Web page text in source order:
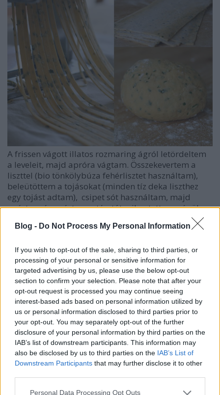
Blog - Do Not Process My Personal Information
If you wish to opt-out of the sale, sharing to third parties, or
processing of your personal or sensitive information for
targeted advertising by us, please use the below opt-out
section to confirm your selection. Please note that after your
opt-out request is processed you may continue seeing
interest-based ads based on personal information utilized by
us or personal information disclosed to third parties prior to
your opt-out. You may separately opt-out of the further
disclosure of your personal information by third parties on the
IAB’s list of downstream participants. This information may
also be disclosed by us to third parties on the IAB’s List of
Downstream Participants that may further disclose it to other
Please note that this website/app uses one or more Google
Personal Data Processing Opt Outs
A frissen vágott illatos rozmaring ágról letördeltem
a leveleit, majd apróra vágtam. Összekevertem a
liszttel (bio tönkölybúza fehérlisztet használtam),
beleütöttem a tojásokat (minden tíz deka liszthez
egy tojást adtam), csipet sót használtam, majd
gyúrtam és gyúrtam a tésztát, pihentettem, végül
egy csodára. Minden tészta egy csoda. Az anyag és a
képzelet, vagyis a látható és a láthatatlan
találkozása által válik a "csoda" valósággá. Íme: